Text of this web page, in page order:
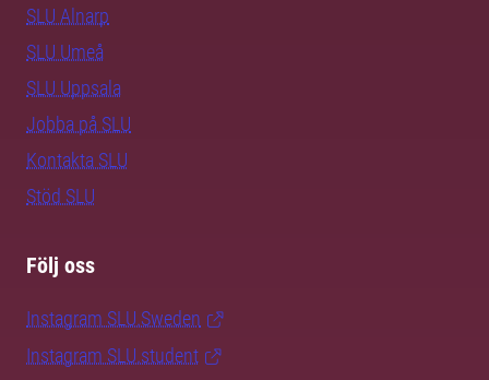
SLU Alnarp
SLU Umeå
SLU Uppsala
Jobba på SLU
Kontakta SLU
Stöd SLU
Följ oss
Instagram SLU.Sweden
Instagram SLU.student